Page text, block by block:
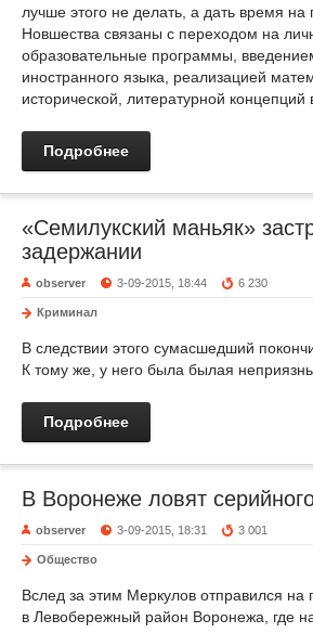
лучше этого не делать, а дать время на
Новшества связаны с переходом на
образовательные программы,
иностранного языка, реализацией
исторической, литературной концепций
Подробнее
«Семилукский маньяк»
задержании
observer 3-09-2015, 18:44 6 230
Криминал
В следствии этого сумасшедший
К тому же, у него была былая неприязнь
Подробнее
В Воронеже ловят
observer 3-09-2015, 18:31 3 001
Общество
Вслед за этим Меркулов отправился на
в Левобережный район Воронежа, где